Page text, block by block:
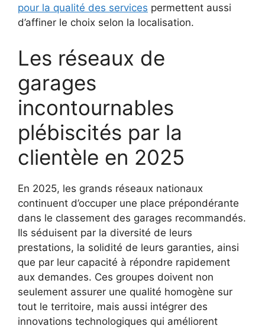
pour la qualité des services permettent aussi
d’affiner le choix selon la localisation.
Les réseaux de
garages
incontournables
plébiscités par la
clientèle en 2025
En 2025, les grands réseaux nationaux
continuent d’occuper une place prépondérante
dans le classement des garages recommandés.
Ils séduisent par la diversité de leurs
prestations, la solidité de leurs garanties, ainsi
que par leur capacité à répondre rapidement
aux demandes. Ces groupes doivent non
seulement assurer une qualité homogène sur
tout le territoire, mais aussi intégrer des
innovations technologiques qui améliorent